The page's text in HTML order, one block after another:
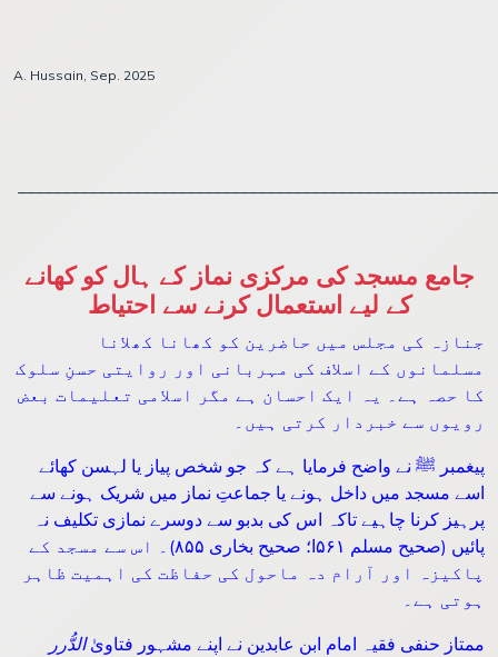
A. Hussain, Sep. 2025
جامع مسجد کی مرکزی نماز کے ہال کو کھانے
کے لیے استعمال کرنے سے احتیاط
جنازہ کی مجلس میں حاضرین کو کھانا کھلانا
مسلمانوں کے اسلاف کی مہربانی اور روایتی حسنِ سلوک
کا حصہ ہے۔ یہ ایک احسان ہے مگر اسلامی تعلیمات بعض
رویوں سے خبردار کرتی ہیں۔
پیغمبر ﷺ نے واضح فرمایا ہے کہ جو شخص پیاز یا لہسن کھائے
اسے مسجد میں داخل ہونے یا جماعتِ نماز میں شریک ہونے سے
پرہیز کرنا چاہیے تاکہ اس کی بدبو سے دوسرے نمازی تکلیف نہ
پائیں (صحیح مسلم ۵۶۱ا؛ صحیح بخاری ۸۵۵)
۔ اس سے مسجد کے
پاکیزہ اور آرام دہ ماحول کی حفاظت کی اہمیت ظاہر
ہوتی ہے۔
ممتاز حنفی فقیہ امام ابن عابدین نے اپنے مشہور فتاویٰالدُّرر